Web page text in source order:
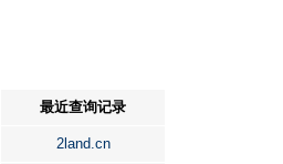
最近查询记录
2land.cn